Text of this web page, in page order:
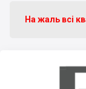
На жаль всі